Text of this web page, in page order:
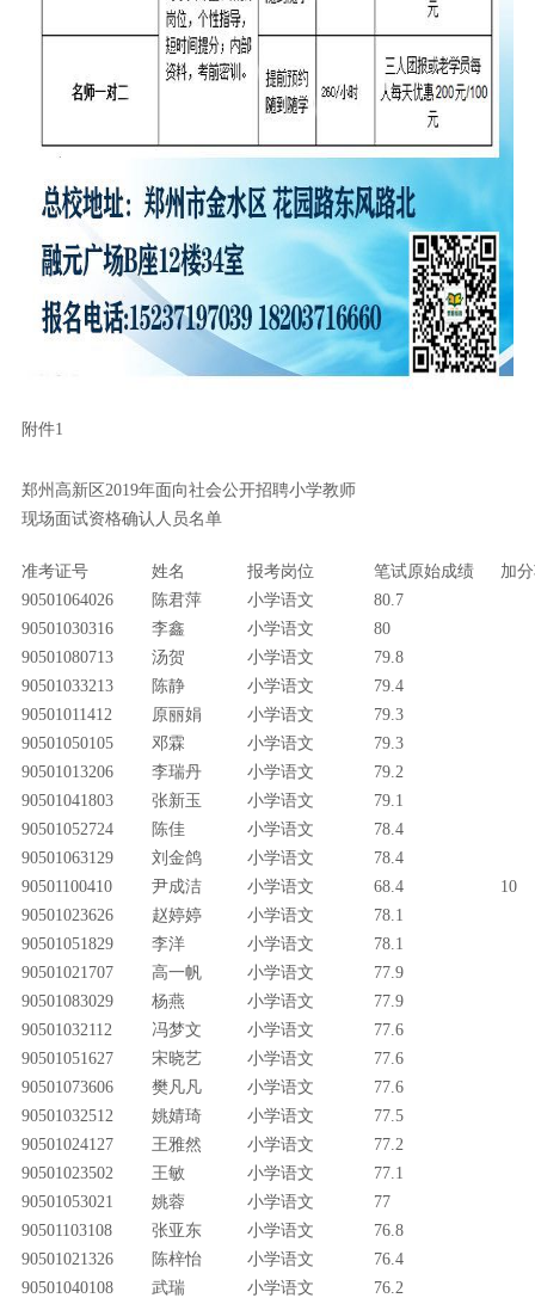
附件1
郑州高新区2019年面向社会公开招聘小学教师
现场面试资格确认人员名单
准考证号 姓名 报考岗位 笔试原始成绩
加
90501064026
陈君萍 小学语文
80.7
90501030316
李鑫 小学语文
80
90501080713
汤贺 小学语文
79.8
90501033213
陈静 小学语文
79.4
90501011412
原丽娟 小学语文
79.3
90501050105
邓霖 小学语文
79.3
90501013206
李瑞丹 小学语文
79.2
90501041803
张新玉 小学语文
79.1
90501052724
陈佳 小学语文
78.4
90501063129
刘金鸽 小学语文
78.4
90501100410
尹成洁 小学语文 68.4
10
90501023626
赵婷婷 小学语文
78.1
90501051829
李洋 小学语文
78.1
90501021707
高一帆 小学语文
77.9
90501083029
杨燕 小学语文
77.9
90501032112
冯梦文 小学语文
77.6
90501051627
宋晓艺 小学语文
77.6
90501073606
樊凡凡 小学语文
77.6
90501032512
姚婧琦 小学语文
77.5
90501024127
王雅然 小学语文
77.2
90501023502
王敏 小学语文
77.1
90501053021
姚蓉 小学语文
77
90501103108
张亚东 小学语文
76.8
90501021326
陈梓怡 小学语文
76.4
90501040108
武瑞 小学语文
76.2